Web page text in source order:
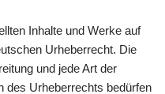
Inhalte und Werke auf
Urheberrecht. Die
und jede Art der
des Urheberrechts bedürfen